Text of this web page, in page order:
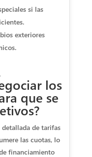
si las
exteriores
los
que se
de tarifas
las cuotas, lo
financiamiento